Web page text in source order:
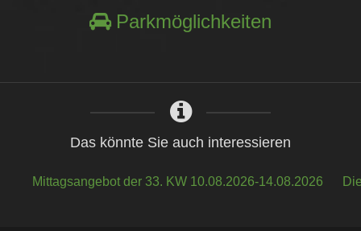
Parkmöglichkeiten
Das könnte Sie auch interessieren
Mittagsangebot der 33. KW 10.08.2026-14.08.2026